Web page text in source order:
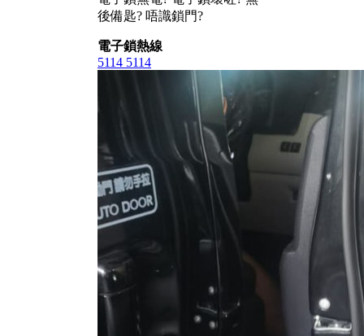
後備匙? 唔識鎖門?
電子鎖熱線
5114 5114